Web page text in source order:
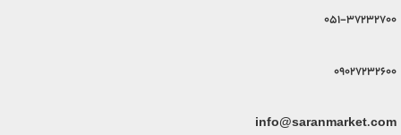
051-37232700
09027232600
info@saranmarket.com